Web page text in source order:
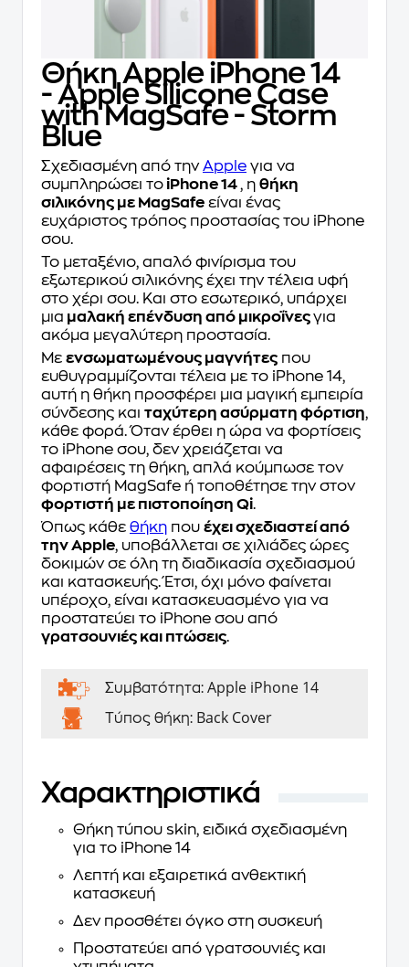
Θήκη Apple iPhone 14
- Apple Silicone Case
with MagSafe - Storm
Blue
Σχεδιασμένη από τηνApple για να
συμπληρώσει το iPhone 14 , η θήκη
σιλικόνης με MagSafe είναι ένας
ευχάριστος τρόπος προστασίας του iPhone
σου.
Το μεταξένιο, απαλό φινίρισμα του
εξωτερικού σιλικόνης έχει την τέλεια υφή
στο χέρι σου. Και στο εσωτερικό, υπάρχει
μια μαλακή επένδυση από μικροΐνεςγια
ακόμα μεγαλύτερη προστασία.
Με ενσωματωμένους μαγνήτες που
ευθυγραμμίζονται τέλεια με το iPhone 14,
αυτή η θήκη προσφέρει μια μαγική εμπειρία
σύνδεσης και ταχύτερη ασύρματη φόρτιση,
κάθε φορά. Όταν έρθει η ώρα να φορτίσεις
το iPhone σου, δεν χρειάζεται να
αφαιρέσεις τη θήκη, απλά κούμπωσε τον
φορτιστή MagSafe ή τοποθέτησε την στον
φορτιστή με πιστοποίηση Qi.
Όπως κάθε θήκη που έχει σχεδιαστεί από
την Apple, υποβάλλεται σε χιλιάδες ώρες
δοκιμών σε όλη τη διαδικασία σχεδιασμού
και κατασκευής. Έτσι, όχι μόνο φαίνεται
υπέροχο, είναι κατασκευασμένο για να
προστατεύει το iPhone σου από
γρατσουνιές και πτώσεις.
Συμβατότητα: Apple iPhone 14
Τύπος θήκη: Back Cover
Χαρακτηριστικά
Θήκη τύπου skin, ειδικά σχεδιασμένη
για το iPhone 14
Λεπτή και εξαιρετικά ανθεκτική
κατασκευή
Δεν προσθέτει όγκο στη συσκευή
Προστατεύει από γρατσουνιές και